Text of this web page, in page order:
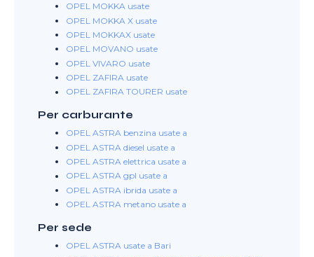
OPEL MOKKA usate
OPEL MOKKA X usate
OPEL MOKKAX usate
OPEL MOVANO usate
OPEL VIVARO usate
OPEL ZAFIRA usate
OPEL ZAFIRA TOURER usate
Per carburante
OPEL ASTRA benzina usate a
OPEL ASTRA diesel usate a
OPEL ASTRA elettrica usate a
OPEL ASTRA gpl usate a
OPEL ASTRA ibrida usate a
OPEL ASTRA metano usate a
Per sede
OPEL ASTRA usate a Bari